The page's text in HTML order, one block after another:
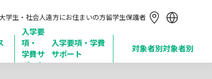
学生・社会人遠方にお住まいの方留学生保護者
简体中文
繁體中文
Tiếng Việt
Bahasa Indonesia
入学要
項・
学費サ
ポート
入学要項・学費
サポート
対象者別 対象者別